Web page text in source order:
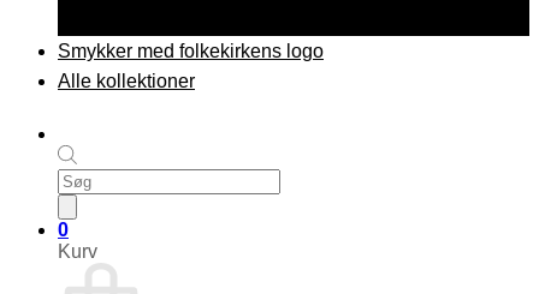
Products
search
0
Kurv
Smykker med folkekirkens logo
Alle kollektioner